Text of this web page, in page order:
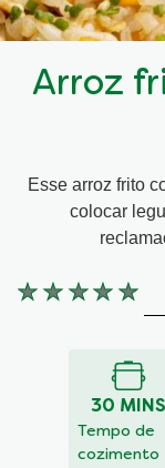
Arroz
Esse arroz frito
colocar
Nenhuma
30 MINS
Tempo de
cozimento